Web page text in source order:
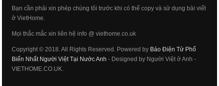
Bạn cần phải xin phép chúng tôi trước khi có thể copy và sử dụng bài viết
ở VietHome.
Mọi thắc mắc xin liên hệ info @ viethome.co.uk
Copyright © 2018. All Rights Reserved. Powered by Báo Điện Tử Phổ
Biến Nhất Người Việt Tại Nước Anh - Designed by Người Việt ở Anh -
VIETHOME.CO.UK.